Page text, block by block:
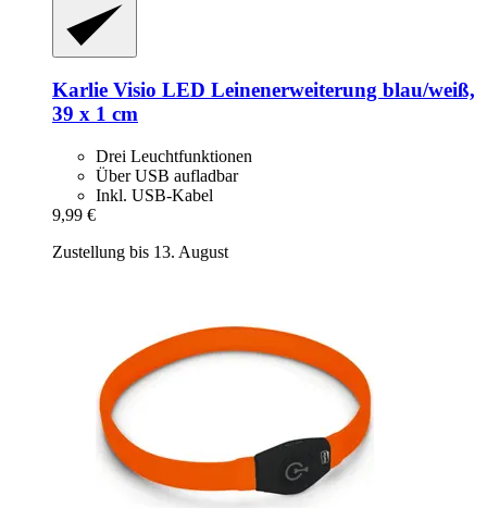
Karlie Visio LED Leinenerweiterung blau/weiß,
39 x 1 cm
Drei Leuchtfunktionen
Über USB aufladbar
Inkl. USB-Kabel
9,99 €
Zustellung bis 13. August